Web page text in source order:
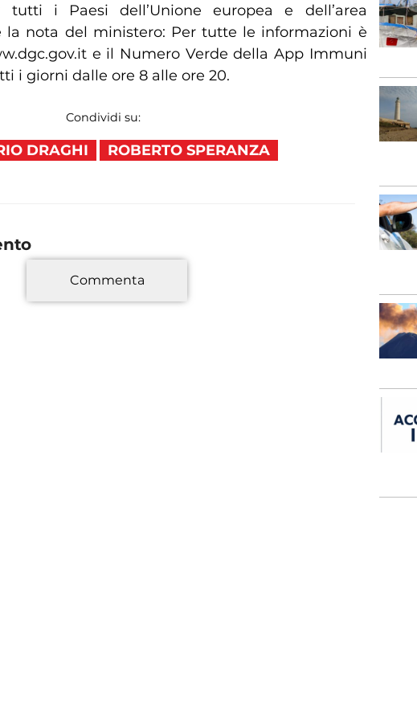
i Paesi dell’Unione europea e dell’area
la nota del ministero: Per tutte le informazioni è
e il Numero Verde della App Immuni
i giorni dalle ore 8 alle ore 20.
Condividi su:
DRAGHI ROBERTO SPERANZA
Commenta